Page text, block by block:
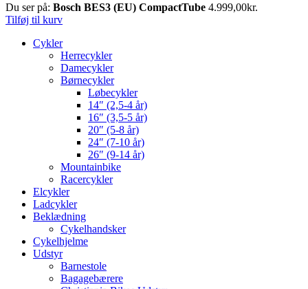
Du ser på: Bosch BES3 (EU) CompactTube 4.999,00kr.
Tilføj til kurv
Cykler
Herrecykler
Damecykler
Børnecykler
Løbecykler
14″ (2,5-4 år)
16″ (3,5-5 år)
20″ (5-8 år)
24″ (7-10 år)
26″ (9-14 år)
Mountainbike
Racercykler
Elcykler
Ladcykler
Beklædning
Cykelhandsker
Cykelhjelme
Udstyr
Barnestole
Bagagebærere